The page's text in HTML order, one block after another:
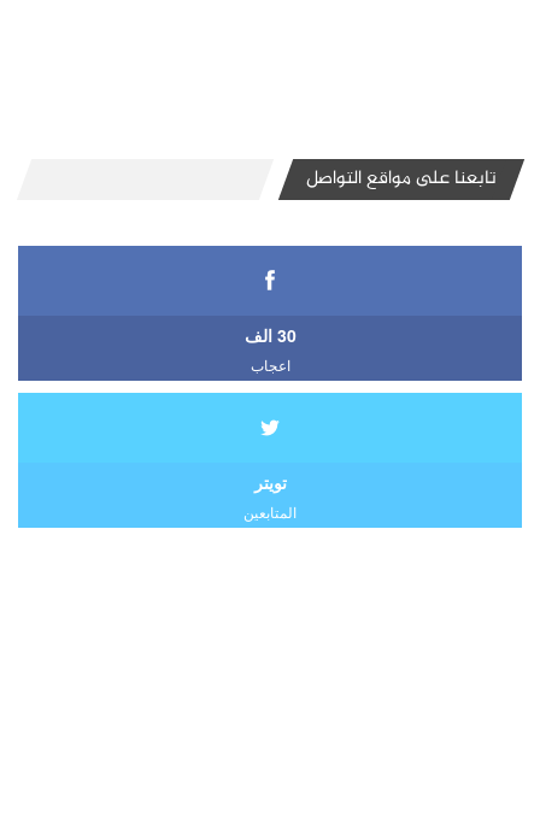
تابعنا على مواقع التواصل
30 الف
اعجاب
تويتر
المتابعين